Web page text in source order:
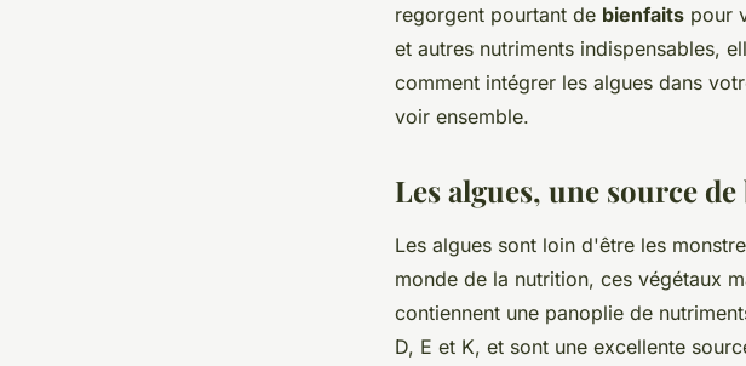
regorgent pourtant de bienfaits pour
et autres nutriments indispensables,
comment intégrer les algues dans
voir ensemble.
Les algues, une source
Les algues sont loin d'être les
monde de la nutrition, ces végétaux
contiennent une panoplie de
D, E et K, et sont une excellente